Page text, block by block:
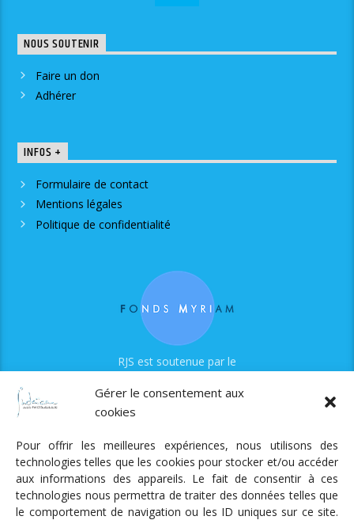
Gérer le consentement aux
cookies
Pour offrir les meilleures expériences, nous utilisons des
technologies telles que les cookies pour stocker et/ou accéder
aux informations des appareils. Le fait de consentir à ces
technologies nous permettra de traiter des données telles que
le comportement de navigation ou les ID uniques sur ce site.
NOUS SOUTENIR
Faire un don
Adhérer
INFOS +
Formulaire de contact
Mentions légales
Politique de confidentialité
RJS est soutenue par le
Radio Judaica Strasbourg